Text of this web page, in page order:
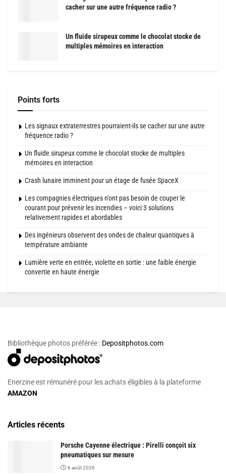
cacher sur une autre fréquence radio ?
Un fluide sirupeux comme le chocolat stocke de
multiples mémoires en interaction
Points forts
Les signaux extraterrestres pourraient-ils se cacher sur une autre
fréquence radio ?
Un fluide sirupeux comme le chocolat stocke de multiples
mémoires en interaction
Crash lunaire imminent pour un étage de fusée SpaceX
Les compagnies électriques n’ont pas besoin de couper le
courant pour prévenir les incendies – voici 3 solutions
relativement rapides et abordables
Des ingénieurs observent des ondes de chaleur quantiques à
température ambiante
Lumière verte en entrée, violette en sortie : une faible énergie
convertie en haute énergie
Bibliothèque photos préférée : Depositphotos.com
Enerzine est rémunéré pour les achats éligibles à la plateforme
AMAZON
Articles récents
Porsche Cayenne électrique : Pirelli conçoit six
pneumatiques sur mesure
6 août 2026